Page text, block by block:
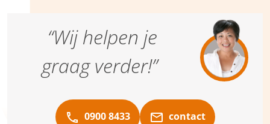
“Wij helpen je
graag verder!”
0900 8433 contact